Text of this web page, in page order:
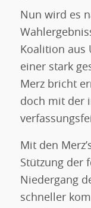
Nun wird es
Koalition aus
einer stark
Merz bricht
doch mit der
Mit den
Stützung der
Niedergang
schneller